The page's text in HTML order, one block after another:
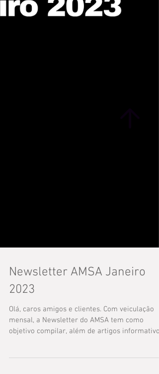
Newsletter AMSA Janeiro
2023